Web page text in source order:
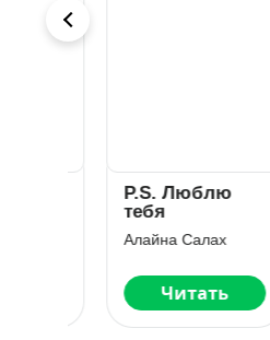
P.S. Люблю
тебя
Алайна Салах
Читать